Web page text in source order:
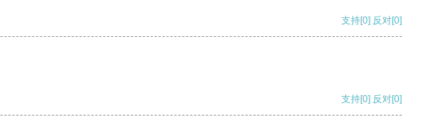
支持[0] 反对[0]
支持[0] 反对[0]